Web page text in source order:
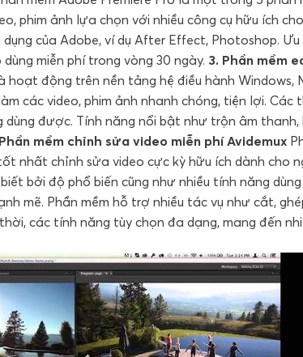
phim ảnh lựa chọn với nhiều công cụ hữu ích
của Adobe, ví dụ After Effect, Photoshop. Ưu
miễn phí trong vòng 30 ngày. 3. Phần mềm
hoạt động trên nền tảng hệ điều hành Windows,
các video, phim ảnh nhanh chóng, tiện lợi. Các
được. Tính năng nổi bật như trộn âm thanh,
mềm chỉnh sửa video miễn phí Avidemux
nhất chỉnh sửa video cực kỳ hữu ích dành cho
bởi độ phổ biến cũng như nhiều tính năng
mẽ. Phần mềm hỗ trợ nhiều tác vụ như cắt,
các tính năng tùy chọn đa dạng, mang đến